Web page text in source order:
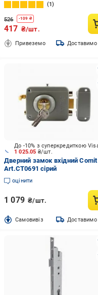
1
526 -109 ₴
417 ₴/шт.
Привеземо Доставимо
1 025.05 ₴/шт.
Дверний замок вхідний Comit
Art.CT0691 сірий
оцінити
1 079 ₴/шт.
Cамовивіз Доставимо